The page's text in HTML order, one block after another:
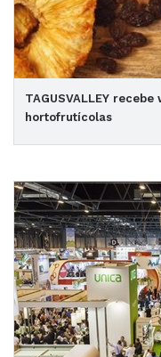
TAGUSVALLEY
hortofrutícolas